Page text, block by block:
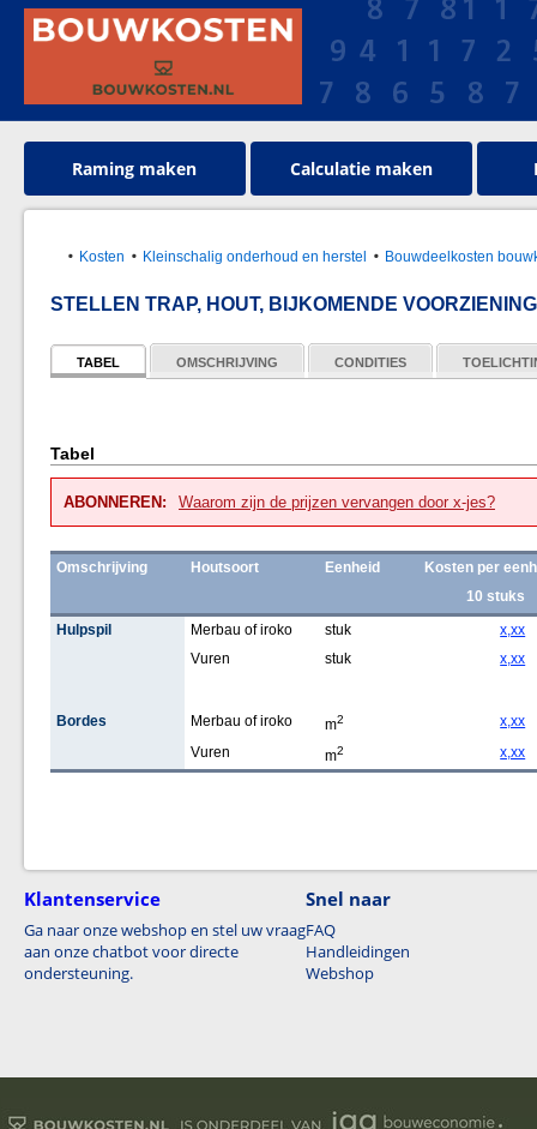
Raming maken Calculatie maken
Kosten Kleinschalig onderhoud en herstel Bouwdeelkosten
STELLEN TRAP, HOUT, BIJKOMENDE
TABEL OMSCHRIJVING CONDITIES
Tabel
ABONNEREN: Waarom zijn de prijzen vervangen door x-jes?
Omschrijving Houtsoort Eenheid
Kosten per
10 stuks
Hulpspil
Merbau of iroko stuk
x,xx
Vuren
stuk x,xx
Bordes Merbau of iroko m2
x,xx
Vuren
m2 x,xx
Klantenservice
Ga naar onze webshop en stel uw vraag
aan onze chatbot voor directe
ondersteuning.
Snel naar
FAQ
Handleidingen
Webshop